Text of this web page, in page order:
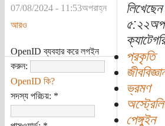
07/08/2024 - 11:53অপরাহ্ন
আরও
OpenID ব্যবহার করে লগইন
করুন:
OpenID কি?
সদস্য পরিচয়: *
লিখেছেন
প্রকৃতি
ভ্রমণ
পেঙ্গুইন